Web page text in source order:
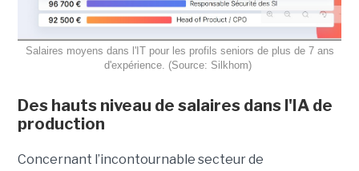
Salaires moyens dans l'IT pour les profils seniors de plus de 7 ans
d'expérience. (Source: Silkhom)
Des hauts niveau de salaires dans l'IA de
production
Concernant l’incontournable secteur de